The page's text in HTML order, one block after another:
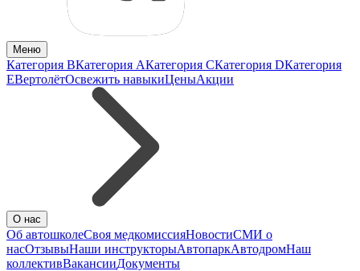
Меню
Категория BКатегория AКатегория CКатегория DКатегория
EВертолётОсвежить навыкиЦеныАкции
О нас
Об автошколеСвоя медкомиссияНовостиСМИ о
насОтзывыНаши инструкторыАвтопаркАвтодромНаш
коллективВакансииДокументы